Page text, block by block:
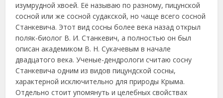
изумрудной хвоей. Её называю по разному, пицунской
сосной или же сосной судакской, но чаще всего сосной
Станкевича. Этот вид сосны более века назад открыл
поляк-биолог В. И. Станкевич, а полностью он был
описан академиком В. Н. Сукачевым в начале
двадцатого века. Ученые-дендрологи считаю сосну
Станкевича одним из видов пицундской сосны,
характерной исключительно для природы Крыма.
Отдельно стоит упомянуть и целебных свойствах